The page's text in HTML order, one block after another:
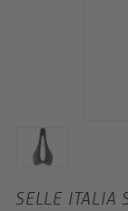
SELLE ITALIA